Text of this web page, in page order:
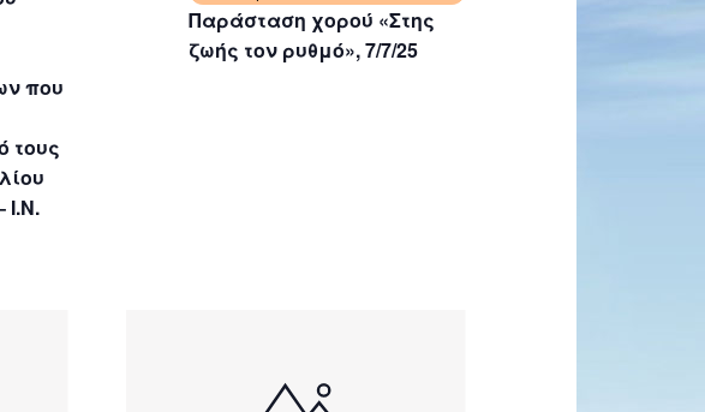
που
τους
Ι.Ν.
Παράσταση χορού «Στης
ζωής τον ρυθμό», 7/7/25